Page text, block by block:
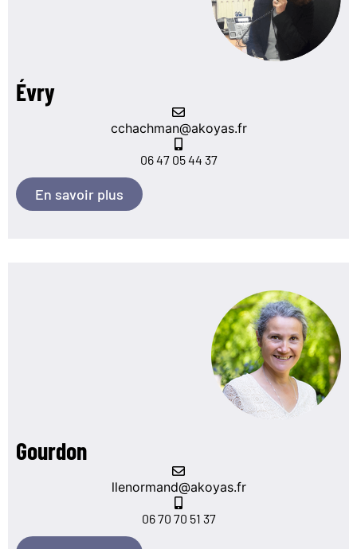
Évry
cchachman@akoyas.fr
06 47 05 44 37
En savoir plus
Gourdon
llenormand@akoyas.fr
06 70 70 51 37